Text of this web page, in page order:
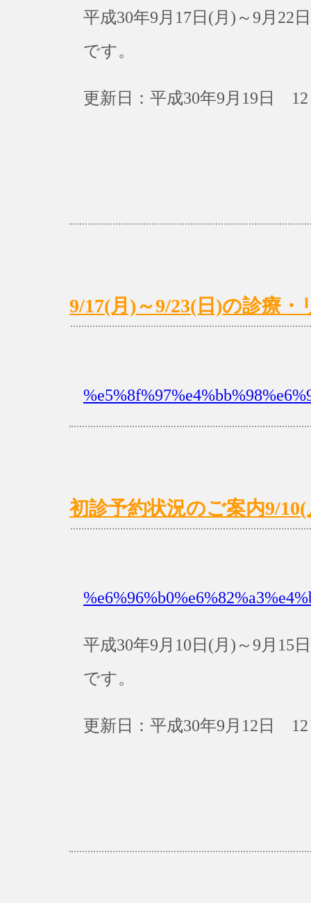
平成30年9月17日(月)～9月22
です。
更新日：平成30年9月19日 12
9/17(月)～9/23(日)の診療
初診予約状況のご案内9/10(
平成30年9月10日(月)～9月15
です。
更新日：平成30年9月12日 12